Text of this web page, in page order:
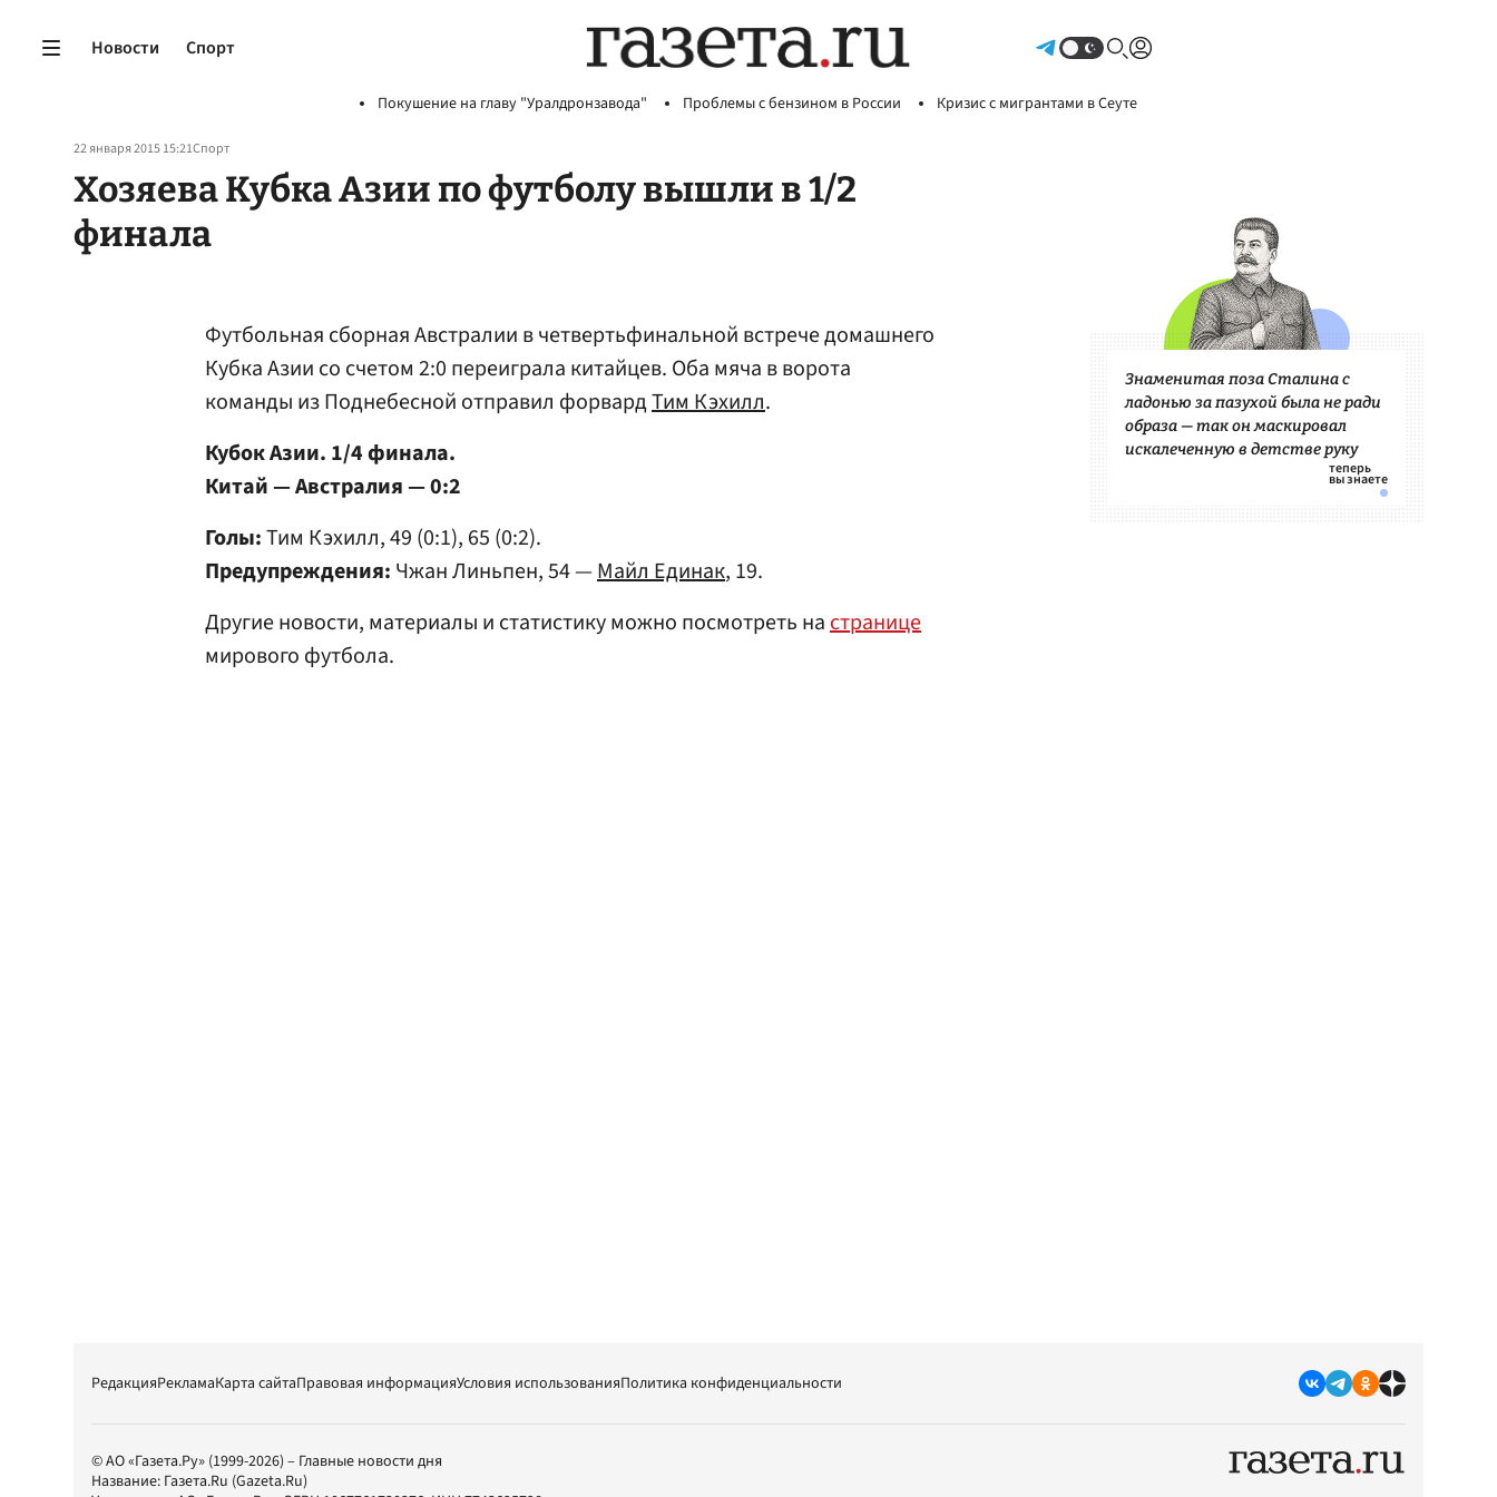
Новости Спорт
Покушение на главу "Уралдронзавода" Проблемы с бензином в России Кризис с мигрантами в Сеуте
22 января 2015 15:21Спорт
Хозяева Кубка Азии по футболу вышли в 1/2
финала
Футбольная сборная Австралии в четвертьфинальной встрече домашнего
Кубка Азии со счетом 2:0 переиграла китайцев. Оба мяча в ворота
команды из Поднебесной отправил форвардТим Кэхилл.
Кубок Азии. 1/4 финала.
Китай — Австралия — 0:2
Голы:Тим Кэхилл, 49 (0:1), 65 (0:2).
Предупреждения: Чжан Линьпен, 54 —Майл Единак, 19.
Другие новости, материалы и статистику можно посмотреть настранице
мирового футбола.
Знаменитая поза Сталина с
ладонью за пазухой была не ради
образа — так он маскировал
искалеченную в детстве руку
РедакцияРекламаКарта сайтаПравовая информацияУсловия использованияПолитика конфиденциальности
© АО «Газета.Ру» (1999-2026) – Главные новости дня
Название: Газета.Ru (Gazeta.Ru)